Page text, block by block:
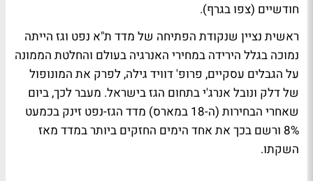
חודשיים (צפו בגרף).
ראשית נציין שנקודת הפתיחה של מדד ת"א נפט וגז הייתה
נמוכה בגלל הירידה במחירי האנרגיה בעולם והחלטת הממונה
על הגבלים עסקיים, פרופ' דוויד גילה, לפרק את המונופול
של דלק ונובל אנרג'י בתחום הגז בישראל. מעבר לכך, ביום
שאחרי הבחירות (ה-18 במארס) מדד הגז-נפט זינק בכמעט
8% ורשם בכך את אחד הימים החזקים ביותר במדד מאז
השקתו.